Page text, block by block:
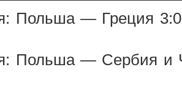
Польша — Греция
Польша — Сербия и